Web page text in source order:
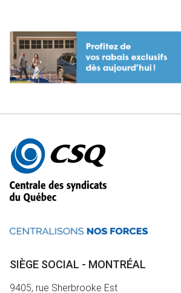
Autres
informations
SIÈGE SOCIAL - MONTRÉAL
9405, rue Sherbrooke Est